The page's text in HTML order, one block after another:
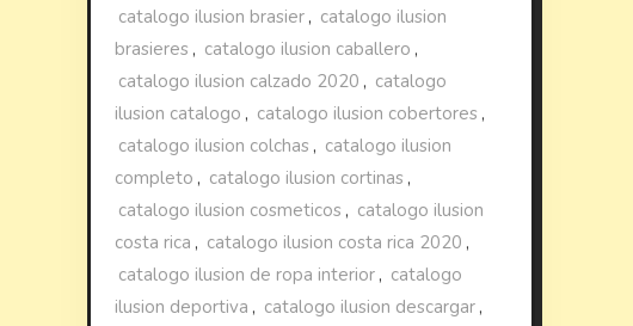
catalogo ilusion brasier , catalogo ilusion
brasieres , catalogo ilusion caballero ,
catalogo ilusion calzado 2020 , catalogo
ilusion catalogo , catalogo ilusion cobertores ,
catalogo ilusion colchas , catalogo ilusion
completo , catalogo ilusion cortinas ,
catalogo ilusion cosmeticos , catalogo ilusion
costa rica , catalogo ilusion costa rica 2020 ,
catalogo ilusion de ropa interior , catalogo
ilusion deportiva , catalogo ilusion descargar ,